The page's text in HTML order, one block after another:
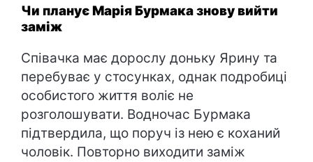
Чи планує Марія Бурмака знову вийти
заміж
Співачка має дорослу доньку Ярину та
перебуває у стосунках, однак подробиці
особистого життя воліє не
розголошувати. Водночас Бурмака
підтвердила, що поруч із нею є коханий
чоловік. Повторно виходити заміж